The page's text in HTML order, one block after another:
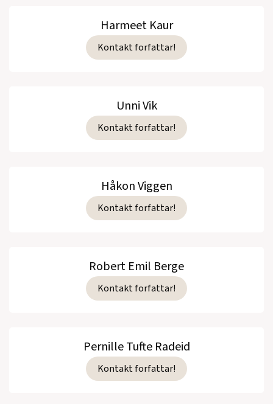
Harmeet Kaur
Kontakt forfattar!
Unni Vik
Kontakt forfattar!
Håkon Viggen
Kontakt forfattar!
Robert Emil Berge
Kontakt forfattar!
Pernille Tufte Radeid
Kontakt forfattar!